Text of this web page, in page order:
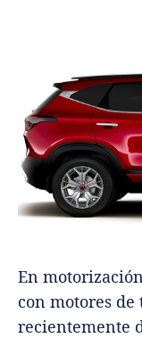
En
con motores
recientemente